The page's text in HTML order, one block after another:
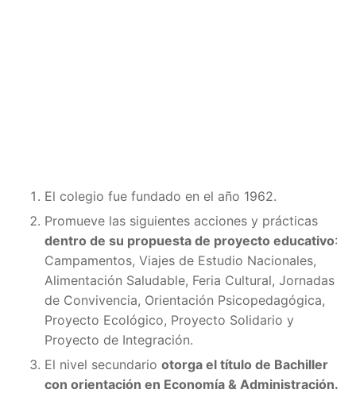
El colegio fue fundado en el año 1962.
Promueve las siguientes acciones y prácticas
dentro de su propuesta de proyecto educativo:
Campamentos, Viajes de Estudio Nacionales,
Alimentación Saludable, Feria Cultural, Jornadas
de Convivencia, Orientación Psicopedagógica,
Proyecto Ecológico, Proyecto Solidario y
Proyecto de Integración.
El nivel secundario otorga el título de Bachiller
con orientación en Economía & Administración.